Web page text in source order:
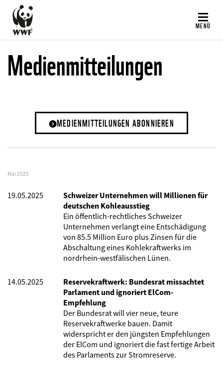
Direkt
zum
Inhalt
MENÜ
Medienmitteilungen
MEDIENMITTEILUNGEN ABONNIEREN
Mai 2025
19.05.2025
Schweizer Unternehmen will Millionen für
deutschen Kohleausstieg
Ein öffentlich-rechtliches Schweizer
Unternehmen verlangt eine Entschädigung
von 85.5 Million Euro plus Zinsen für die
Abschaltung eines Kohlekraftwerks im
nordrhein-westfälischen Lünen.
14.05.2025
Reservekraftwerk: Bundesrat missachtet
Parlament und ignoriert ElCom-
Empfehlung
Der Bundesrat will vier neue, teure
Reservekraftwerke bauen. Damit
widerspricht er den jüngsten Empfehlungen
der ElCom und ignoriert die fast fertige Arbeit
des Parlaments zur Stromreserve.